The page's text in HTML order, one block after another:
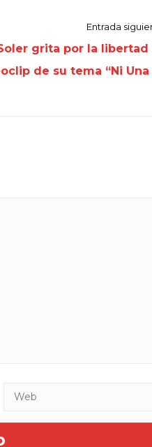
Entrada
grita por la libertad
de su tema “Ni Una